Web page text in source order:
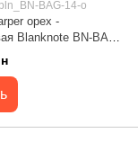
BAG-14-o
орех -
Blanknote BN-BAG-